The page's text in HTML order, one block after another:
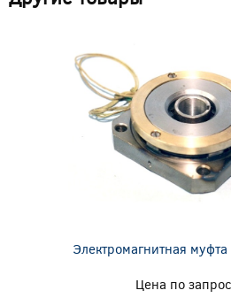
Электромагнитная
Цена по